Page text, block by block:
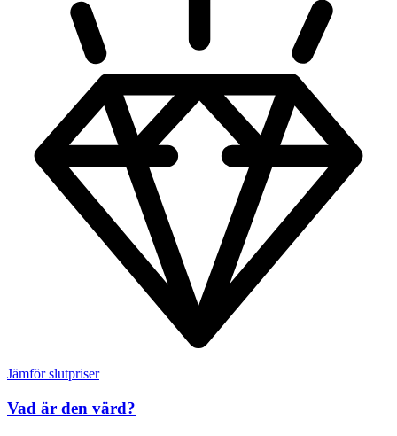
Jämför slutpriser
Vad är den värd?